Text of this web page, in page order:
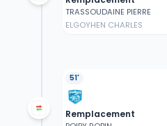
TRASSOUDAINE PIERRE
ELGOYHEN CHARLES
51'
Remplacement